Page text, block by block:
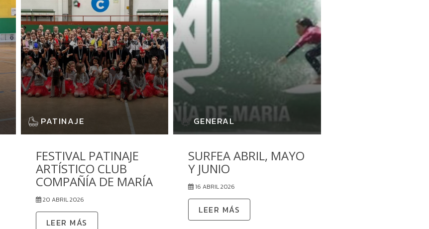
PATINAJE
FESTIVAL PATINAJE
ARTÍSTICO CLUB
COMPAÑÍA DE MARÍA
20 ABRIL 2026
LEER MÁS
GENERAL
SURFEA ABRIL, MAYO
Y JUNIO
16 ABRIL 2026
LEER MÁS